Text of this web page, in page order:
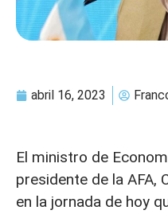
abril 16, 2023
El ministro de
presidente de la AFA,
en la jornada de hoy